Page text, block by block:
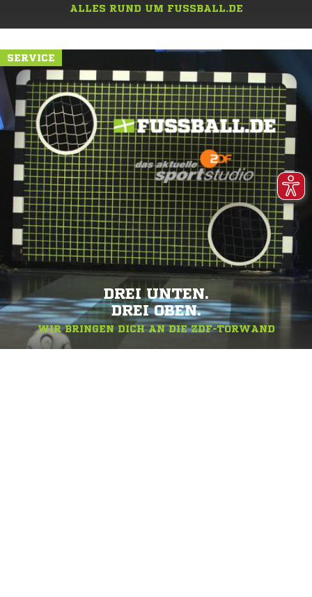
ALLES RUND UM FUSSBALL.DE
SERVICE
DREI UNTEN.
DREI OBEN.
WIR BRINGEN DICH AN DIE ZDF-TORWAND